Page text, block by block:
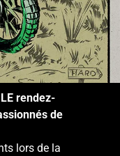
rendez-
de
lors de la